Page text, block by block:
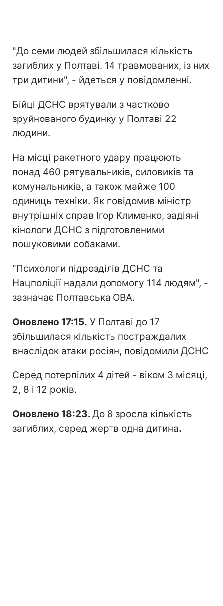
"До семи людей збільшилася кількість
загиблих у Полтаві. 14 травмованих, із них
три дитини", - йдеться у повідомленні.
Бійці ДСНС врятували з частково
зруйнованого будинку у Полтаві 22
людини.
На місці ракетного удару працюють
понад 460 рятувальників, силовиків та
комунальників, а також майже 100
одиниць техніки. Як повідомив міністр
внутрішніх справ Ігор Клименко, задіяні
кінологи ДСНС з підготовленими
пошуковими собаками.
"Психологи підрозділів ДСНС та
Нацполіції надали допомогу 114 людям", -
зазначає Полтавська ОВА.
Оновлено 17:15. У Полтаві до 17
збільшилася кількість постраждалих
внаслідок атаки росіян, повідомили ДСНС
Серед потерпілих 4 дітей - віком 3 місяці,
2, 8 і 12 років.
Оновлено 18:23.До 8 зросла кількість
загиблих, серед жертв одна дитина.